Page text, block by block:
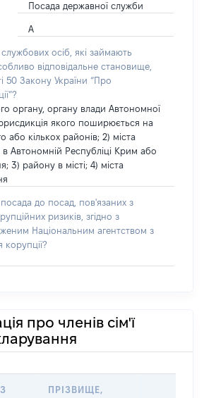
Посада державної служби
А
осіб, які займають
відповідальне становище,
50 Закону України “Про
органу, органу влади Автономної
якого поширюється на
або кількох районів; 2) міста
в Автономній Республіці Крим або
3) району в місті; 4) міста
до посад, пов'язаних з
ризиків, згідно з
Національним агентством з
корупції?
про членів сім'ї
ПРІЗВИЩЕ,